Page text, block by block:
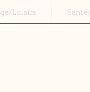
Loisirs